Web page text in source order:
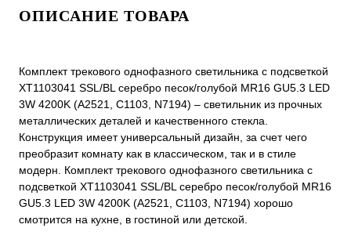
ОПИСАНИЕ ТОВАРА
Комплект трекового однофазного светильника с подсветкой
XT1103041 SSL/BL серебро песок/голубой MR16 GU5.3 LED
3W 4200K (A2521, C1103, N7194) – светильник из прочных
металлических деталей и качественного стекла.
Конструкция имеет универсальный дизайн, за счет чего
преобразит комнату как в классическом, так и в стиле
модерн. Комплект трекового однофазного светильника с
подсветкой XT1103041 SSL/BL серебро песок/голубой MR16
GU5.3 LED 3W 4200K (A2521, C1103, N7194) хорошо
смотрится на кухне, в гостиной или детской.